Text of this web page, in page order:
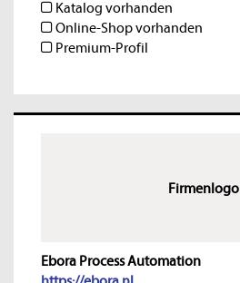
Katalog vorhanden
Online-Shop vorhanden
Premium-Profil
Firmenlogo
Ebora Process Automation